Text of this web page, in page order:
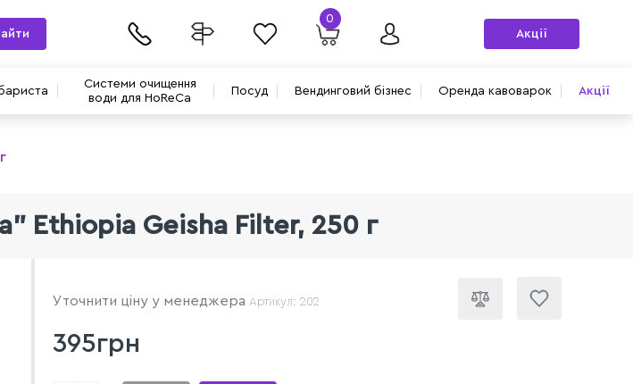
Системи очищення
води для HoReCa
Посуд Вендинговий бізнес Оренда кавоварок Акції
0
Акції
Ethiopia Geisha Filter, 250 г
Уточнити ціну у менеджера Артикул: 202
395грн